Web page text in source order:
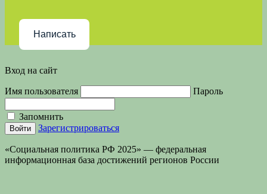
Написать
Вход на сайт
Имя пользователя Пароль
Запомнить
Зарегистрироваться
«Социальная политика РФ 2025» — федеральная
информационная база достижений регионов России